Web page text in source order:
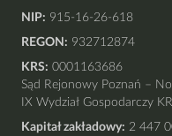
NIP: 915-16-26-618
REGON: 932712874
KRS: 0001163686
Sąd Rejonowy Poznań –
IX Wydział Gospodarczy
Kapitał zakładowy: 2 447